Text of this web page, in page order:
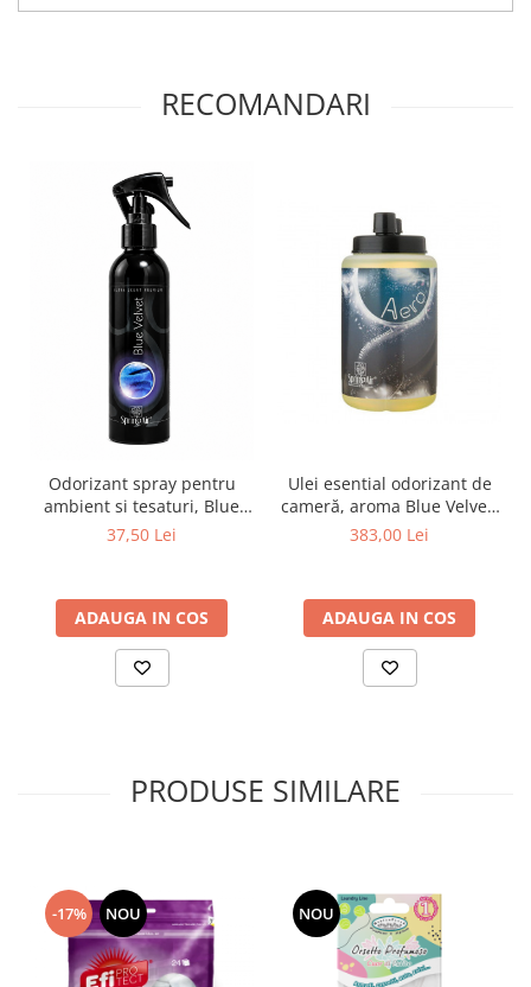
RECOMANDARI
Odorizant spray pentru
ambient si tesaturi, Blue
Velvet, 200ml
37,50 Lei
ADAUGA IN COS
Ulei esential odorizant de
cameră, aroma Blue Velvet,
500ml
383,00 Lei
ADAUGA IN COS
PRODUSE SIMILARE
-17% NOU NOU